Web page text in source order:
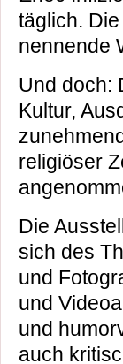
täglich.
nennende
Und doch:
Kultur,
religiöser
Die
sich des
und
und
und
auch